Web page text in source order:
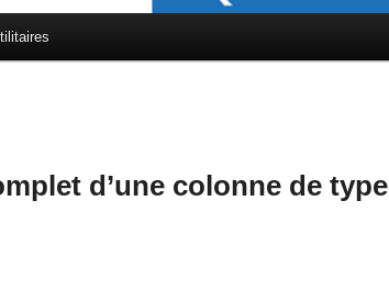
d’une colonne de type